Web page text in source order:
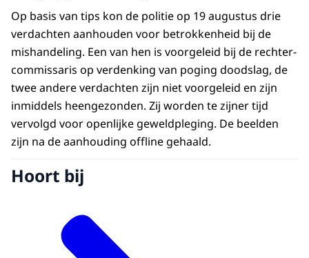
Op basis van tips kon de politie op 19 augustus drie
verdachten aanhouden voor betrokkenheid bij de
mishandeling. Een van hen is voorgeleid bij de rechter-
commissaris op verdenking van poging doodslag, de
twee andere verdachten zijn niet voorgeleid en zijn
inmiddels heengezonden. Zij worden te zijner tijd
vervolgd voor openlijke geweldpleging. De beelden
zijn na de aanhouding offline gehaald.
Hoort bij